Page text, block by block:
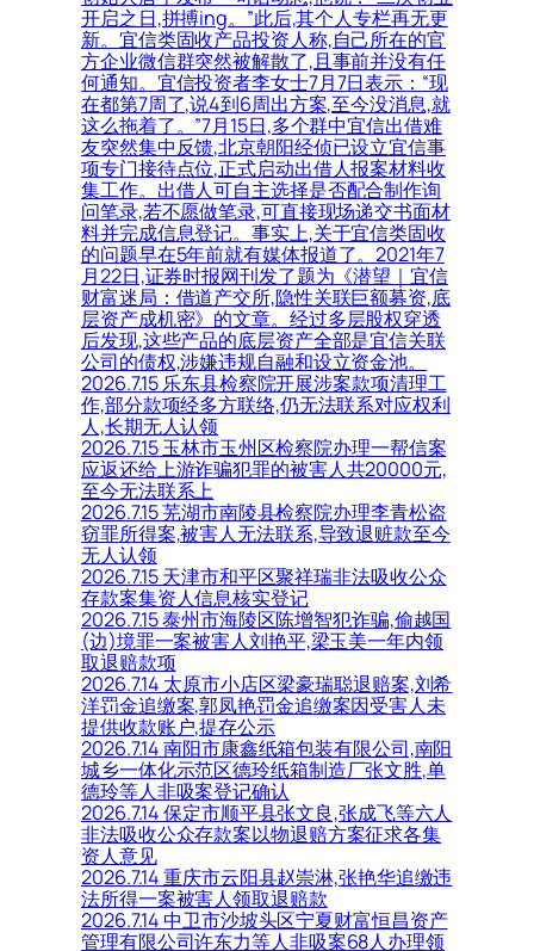
开启之日,拼搏ing。”此后,其个人专栏再无更
新。宜信类固收产品投资人称,自己所在的官
方企业微信群突然被解散了,且事前并没有任
何通知。宜信投资者李女士7月7日表示：“现
在都第7周了,说4到6周出方案,至今没消息,就
这么拖着了。”7月15日,多个群中宜信出借难
友突然集中反馈,北京朝阳经侦已设立宜信事
项专门接待点位,正式启动出借人报案材料收
集工作。出借人可自主选择是否配合制作询
问笔录,若不愿做笔录,可直接现场递交书面材
料并完成信息登记。事实上,关于宜信类固收
的问题早在5年前就有媒体报道了。2021年7
月22日,证券时报网刊发了题为《潜望｜宜信
财富迷局：借道产交所,隐性关联巨额募资,底
层资产成机密》的文章。经过多层股权穿透
后发现,这些产品的底层资产全部是宜信关联
公司的债权,涉嫌违规自融和设立资金池。
2026.7.15 乐东县检察院开展涉案款项清理工
作,部分款项经多方联络,仍无法联系对应权利
人,长期无人认领
2026.7.15 玉林市玉州区检察院办理一帮信案
应返还给上游诈骗犯罪的被害人共20000元,
至今无法联系上
2026.7.15 芜湖市南陵县检察院办理李青松盗
窃罪所得案,被害人无法联系,导致退赃款至今
无人认领
2026.7.15 天津市和平区聚祥瑞非法吸收公众
存款案集资人信息核实登记
2026.7.15 泰州市海陵区陈增智犯诈骗,偷越国
(边)境罪一案被害人刘艳平,梁玉美一年内领
取退赔款项
2026.7.14 太原市小店区梁豪瑞聪退赔案,刘希
洋罚金追缴案,郭凤艳罚金追缴案因受害人未
提供收款账户,提存公示
2026.7.14 南阳市康鑫纸箱包装有限公司,南阳
城乡一体化示范区德玲纸箱制造厂张文胜,单
德玲等人非吸案登记确认
2026.7.14 保定市顺平县张文良,张成飞等六人
非法吸收公众存款案以物退赔方案征求各集
资人意见
2026.7.14 重庆市云阳县赵崇淋,张艳华追缴违
法所得一案被害人领取退赔款
2026.7.14 中卫市沙坡头区宁夏财富恒昌资产
管理有限公司许东力等人非吸案68人办理领